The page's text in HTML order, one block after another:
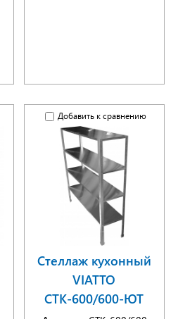
Добавить к сравнению
Стеллаж кухонный
VIATTO
СТК-600/600-ЮТ